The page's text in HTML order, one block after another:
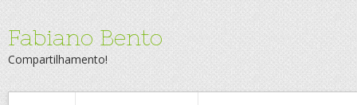
Fabiano Bento
Compartilhamento!